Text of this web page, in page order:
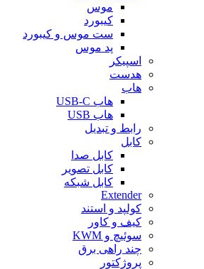
موس
کیبورد
ست موس و کیبورد
پد موس
اسپیکر
هدست
هاب
هاب USB-C
هاب USB
رابط و تبدیل
کابل
کابل صدا
کابل تصویر
کابل شبکه
Extender
کولپد و استند
کیف و کاور
سوئیچ و KWM
چند راهی برق
پروژکتور